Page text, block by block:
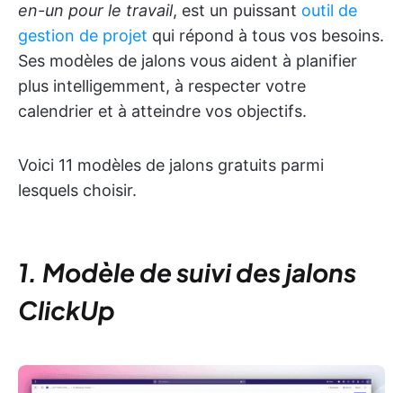
en-un pour le travail, est un puissant outil de
gestion de projet qui répond à tous vos besoins.
Ses modèles de jalons vous aident à planifier
plus intelligemment, à respecter votre
calendrier et à atteindre vos objectifs.
Voici 11 modèles de jalons gratuits parmi
lesquels choisir.
1. Modèle de suivi des jalons
ClickUp